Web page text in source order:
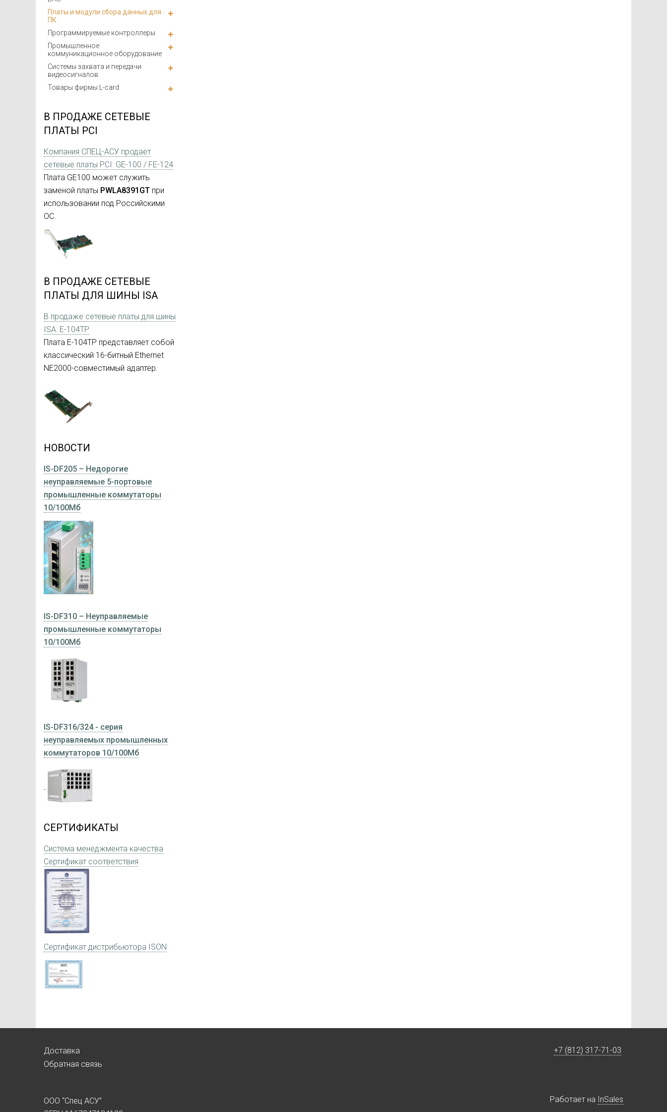
Платы и модули сбора данных для
ПК
Программируемые контроллеры
Промышленное
коммуникационное оборудование
Системы захвата и передачи
видеосигналов
Товары фирмы L-card
В ПРОДАЖЕ СЕТЕВЫЕ
ПЛАТЫ PCI
Компания СПЕЦ-АСУ продает
сетевые платы PCI: GE-100 / FE-124
Плата GE100 может служить
заменой платы PWLA8391GT при
использовании под Российскими
ОС.
В ПРОДАЖЕ СЕТЕВЫЕ
ПЛАТЫ ДЛЯ ШИНЫ ISA
В продаже сетевые платы для шины
ISA: E-104TP
Плата E-104TP представляет собой
классический 16-битный Ethernet
NE2000-совместимый адаптер.
НОВОСТИ
IS-DF205 – Недорогие
неуправляемые 5-портовые
промышленные коммутаторы
10/100Мб
IS-DF310 – Неуправляемые
промышленные коммутаторы
10/100Мб
IS-DF316/324 - серия
неуправляемых промышленных
коммутаторов 10/100Мб
СЕРТИФИКАТЫ
Система менеджмента качества
Сертификат соответствия
Сертификат дистрибьютора ISON
Доставка
Обратная связь
+7 (812) 317-71-03
ООО “Спец АСУ”
Работает на InSales